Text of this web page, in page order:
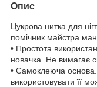
Опис
Цукрова нитка для
помічник майстра
• Простота
новачка. Не вимагає
• Самоклеюча
використовувати її